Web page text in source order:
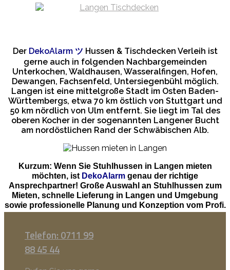
Der DekoAlarm ツ Hussen & Tischdecken Verleih ist
gerne auch in folgenden Nachbargemeinden
Unterkochen, Waldhausen, Wasseralfingen, Hofen,
Dewangen, Fachsenfeld, Untersiegenbühl möglich.
Langen ist eine mittelgroße Stadt im Osten Baden-
Württembergs, etwa 70 km östlich von Stuttgart und
50 km nördlich von Ulm entfernt. Sie liegt im Tal des
oberen Kocher in der sogenannten Langener Bucht
am nordöstlichen Rand der Schwäbischen Alb.
Kurzum: Wenn Sie Stuhlhussen in Langen mieten
möchten, ist DekoAlarm genau der richtige
Ansprechpartner! Große Auswahl an Stuhlhussen zum
Mieten, schnelle Lieferung in Langen und Umgebung
sowie professionelle Planung und Konzeption vom Profi.
Telefon: 0711 99
88 45 44